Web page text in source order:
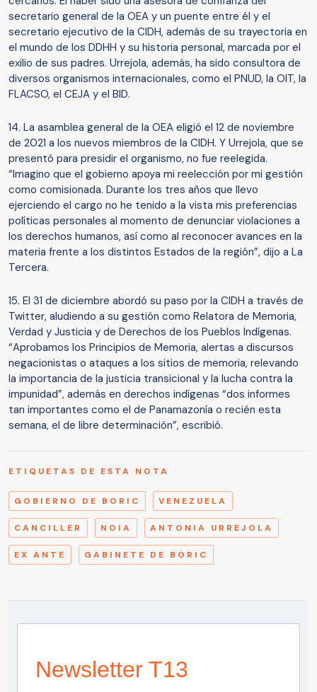
secretario general de la OEA y un puente entre él y el
secretario ejecutivo de la CIDH, además de su trayectoria en
el mundo de los DDHH y su historia personal, marcada por el
exilio de sus padres. Urrejola, además, ha sido consultora de
diversos organismos internacionales, como el PNUD, la OIT, la
FLACSO, el CEJA y el BID.
14. La asamblea general de la OEA eligió el 12 de noviembre
de 2021 a los nuevos miembros de la CIDH. Y Urrejola, que se
presentó para presidir el organismo, no fue reelegida.
“Imagino que el gobierno apoya mi reelección por mi gestión
como comisionada. Durante los tres años que llevo
ejerciendo el cargo no he tenido a la vista mis preferencias
políticas personales al momento de denunciar violaciones a
los derechos humanos, así como al reconocer avances en la
materia frente a los distintos Estados de la región”, dijo a La
Tercera.
15. El 31 de diciembre abordó su paso por la CIDH a través de
Twitter, aludiendo a su gestión como Relatora de Memoria,
Verdad y Justicia y de Derechos de los Pueblos Indígenas.
“Aprobamos los Principios de Memoria, alertas a discursos
negacionistas o ataques a los sitios de memoria, relevando
la importancia de la justicia transicional y la lucha contra la
impunidad”, además en derechos indígenas “dos informes
tan importantes como el de Panamazonía o recién esta
semana, el de libre determinación”, escribió.
ETIQUETAS DE ESTA NOTA
GOBIERNO DE BORIC VENEZUELA
CANCILLER NOIA ANTONIA URREJOLA
EX ANTE GABINETE DE BORIC
Newsletter T13